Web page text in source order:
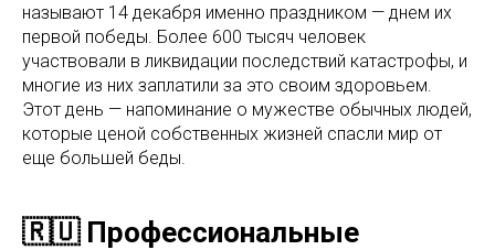
называют 14 декабря именно праздником — днем их
первой победы. Более 600 тысяч человек
участвовали в ликвидации последствий катастрофы, и
многие из них заплатили за это своим здоровьем.
Этот день — напоминание о мужестве обычных людей,
которые ценой собственных жизней спасли мир от
еще большей беды.
🇷🇺 Профессиональные